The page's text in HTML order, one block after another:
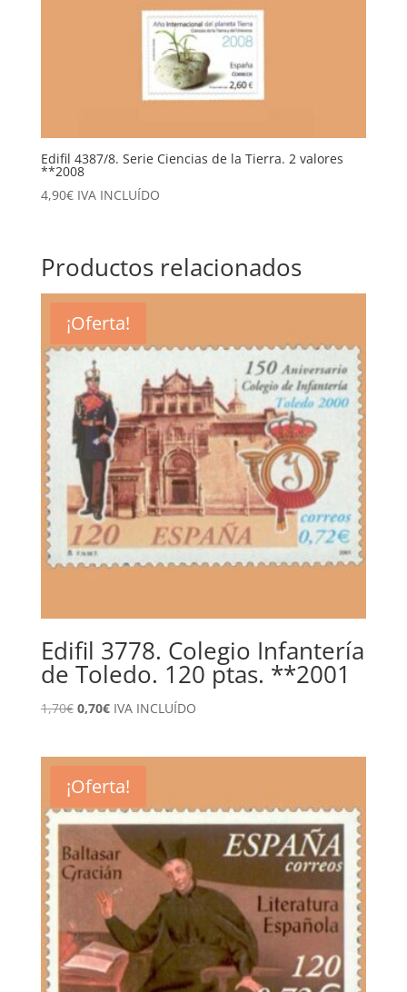
Edifil 4387/8. Serie Ciencias de la Tierra. 2 valores
**2008
4,90€ IVA INCLUÍDO
Productos relacionados
¡Oferta!
Edifil 3778. Colegio Infantería
de Toledo. 120 ptas. **2001
1,70€ El
1,70€.
0,70€El
0,70€.
IVA INCLUÍDO
¡Oferta!